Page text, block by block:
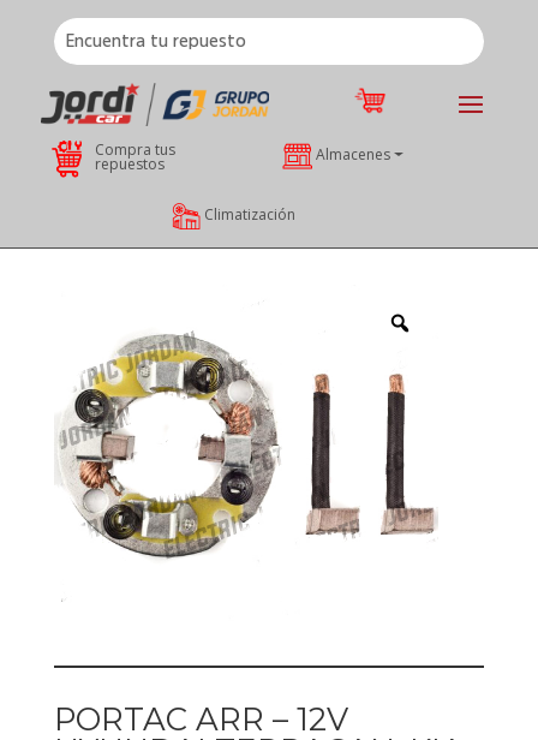
Compra tus
repuestos Almacenes
Climatización
PORTAC ARR – 12V